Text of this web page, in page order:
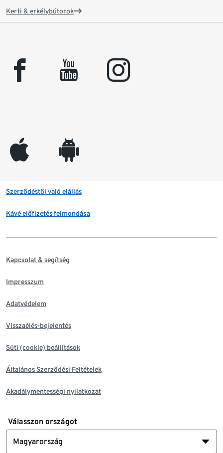
Kerti & erkélybútorok
facebook youtube instagram
appleinc android
Szerződéstől való elállás
Kávé előfizetés felmondása
Kapcsolat & segítség
Impresszum
Adatvédelem
Visszaélés-bejelentés
Süti (cookie) beállítások
Általános Szerződési Feltételek
Akadálymentességi nyilatkozat
Válasszon országot
Magyarország